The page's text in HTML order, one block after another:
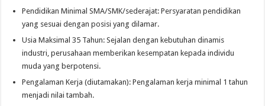
Pendidikan Minimal SMA/SMK/sederajat: Persyaratan pendidikan
yang sesuai dengan posisi yang dilamar.
Usia Maksimal 35 Tahun: Sejalan dengan kebutuhan dinamis
industri, perusahaan memberikan kesempatan kepada individu
muda yang berpotensi.
Pengalaman Kerja (diutamakan): Pengalaman kerja minimal 1 tahun
menjadi nilai tambah.